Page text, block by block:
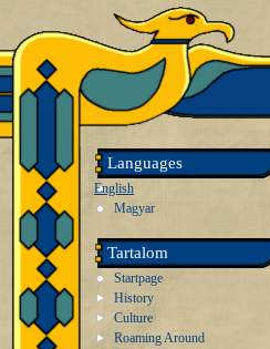
Languages
English
Magyar
Tartalom
Startpage
History
Culture
Roaming Around